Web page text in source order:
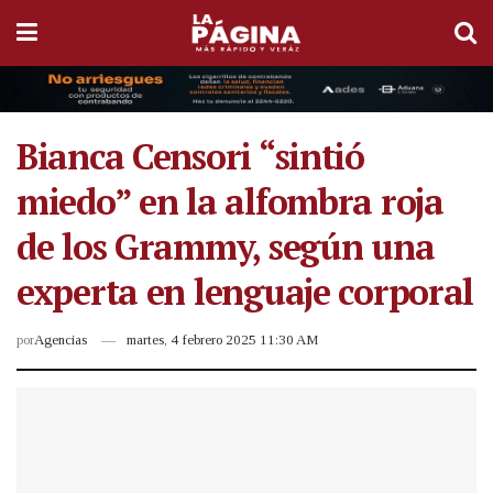
Bianca Censori “sintió
miedo” en la alfombra roja
de los Grammy, según una
experta en lenguaje corporal
porAgencias martes, 4 febrero 2025 11:30 AM